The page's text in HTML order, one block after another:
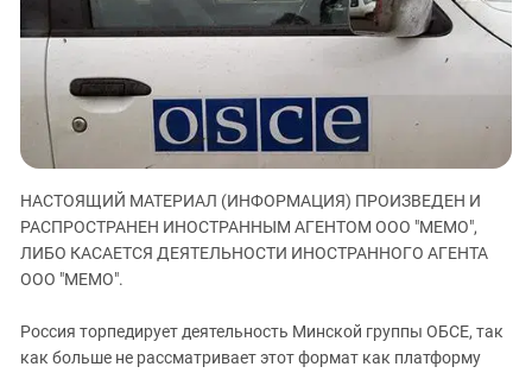
ЗАСТАВЛЯЕТ
КАВКАЗ ЗА ПАЛЕСТИНУ
ИНАКОМЫСЛИЕ В ЧЕЧНЕ
ПРЕСЛЕДОВАНИЕ АКТИВИСТОВ
МОБИЛИЗАЦИЯ И ПРОТЕСТЫ
Дагестан
Ингушетия
Кабардино-Балкария
Калмыкия
Карачаево-Черкесия
Краснодарский край
Российская Федерация
Северная Осетия - Алания
НАСТОЯЩИЙ МАТЕРИАЛ (ИНФОРМАЦИЯ) ПРОИЗВЕДЕН И
РАСПРОСТРАНЕН ИНОСТРАННЫМ АГЕНТОМ ООО "МЕМО",
ЛИБО КАСАЕТСЯ ДЕЯТЕЛЬНОСТИ ИНОСТРАННОГО АГЕНТА
ООО "МЕМО".
Россия торпедирует деятельность Минской группы ОБСЕ, так
как больше не рассматривает этот формат как платформу